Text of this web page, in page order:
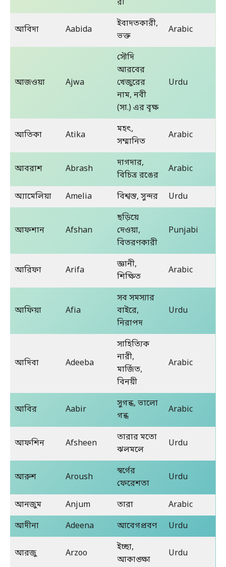
রী
আবিদা Aabida
ইবাদতকারী,
ভক্ত
Arabic
আজওয়া Ajwa
সৌদি
আরবের
খেজুরের
নাম, নবী
(সা.) এর বৃক্ষ
Urdu
আতিকা Atika
মহৎ,
সম্মানিত
Arabic
আবরাশ Abrash
দাগদার,
বিচিত্র রঙের
Arabic
অ্যামেলিয়া Amelia বিশ্বস্ত, সুন্দর Urdu
আফশান Afshan
ছড়িয়ে
দেওয়া,
বিতরণকারী
Punjabi
আরিফা Arifa
জ্ঞানী,
শিক্ষিত
Arabic
আফিয়া Afia
সব সমস্যার
বাইরে,
নিরাপদ
Urdu
আদিবা Adeeba
সাহিত্যিক
নারী,
মার্জিত,
বিনয়ী
Arabic
আবির Aabir
সুগন্ধ, ভালো
গন্ধ
Arabic
আফশিন Afsheen
তারার মতো
ঝলমলে
Urdu
আরুশ Aroush
স্বর্গের
ফেরেশতা
Urdu
আনজুম Anjum তারা
Arabic
আদীনা
Adeena আবেগপ্রবণ Urdu
আরজু Arzoo
ইচ্ছা,
আকাঙ্ক্ষা
Urdu